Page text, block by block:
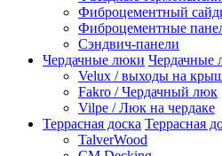
Фиброцементный
Фиброцементные
Сэндвич-панели
Чердачные люки Чердачные
Velux / выходы на
Fakro / Чердачный люк
Vilpe / Люк на чердаке
Террасная доска Террасная
TalverWood